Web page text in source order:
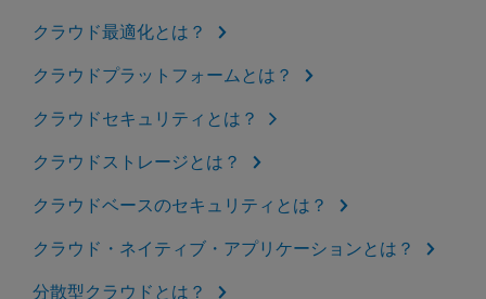
クラウド最適化とは？
クラウドプラットフォームとは？
クラウドセキュリティとは？
クラウドストレージとは？
クラウドベースのセキュリティとは？
クラウド・ネイティブ・アプリケーションとは？
分散型クラウドとは？